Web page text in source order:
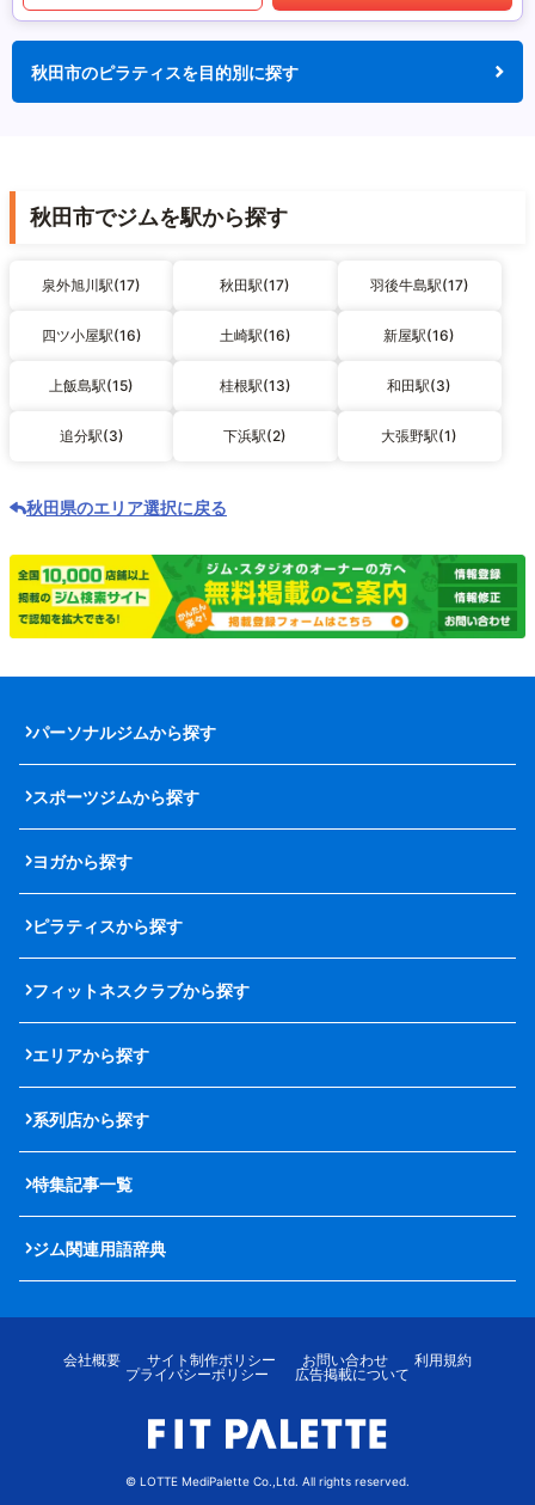
秋田市のピラティスを目的別に探す
秋田市でジムを駅から探す
泉外旭川駅(17) 秋田駅(17) 羽後牛島駅(17)
四ツ小屋駅(16) 土崎駅(16) 新屋駅(16)
上飯島駅(15) 桂根駅(13) 和田駅(3)
追分駅(3) 下浜駅(2) 大張野駅(1)
秋田県のエリア選択に戻る
パーソナルジムから探す
スポーツジムから探す
ヨガから探す
ピラティスから探す
フィットネスクラブから探す
エリアから探す
系列店から探す
特集記事一覧
ジム関連用語辞典
会社概要 サイト制作ポリシー お問い合わせ
利用規約
プライバシーポリシー
広告掲載について
© LOTTE MediPalette Co.,Ltd. All rights reserved.